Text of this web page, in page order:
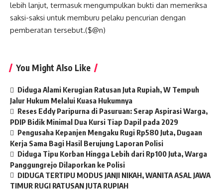
lebih lanjut, termasuk mengumpulkan bukti dan memeriksa
saksi-saksi untuk memburu pelaku pencurian dengan
pemberatan tersebut.($@n)
You Might Also Like
Diduga Alami Kerugian Ratusan Juta Rupiah, W Tempuh
Jalur Hukum Melalui Kuasa Hukumnya
Reses Eddy Paripurna di Pasuruan: Serap Aspirasi Warga,
PDIP Bidik Minimal Dua Kursi Tiap Dapil pada 2029
Pengusaha Kepanjen Mengaku Rugi Rp580 Juta, Dugaan
Kerja Sama Bagi Hasil Berujung Laporan Polisi
Diduga Tipu Korban Hingga Lebih dari Rp100 Juta, Warga
Panggungrejo Dilaporkan ke Polisi
DIDUGA TERTIPU MODUS JANJI NIKAH, WANITA ASAL JAWA
TIMUR RUGI RATUSAN JUTA RUPIAH